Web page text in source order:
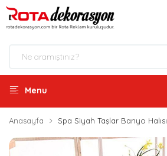
Menu
Anasayfa Spa Siyah Taşlar Banyo Halısı